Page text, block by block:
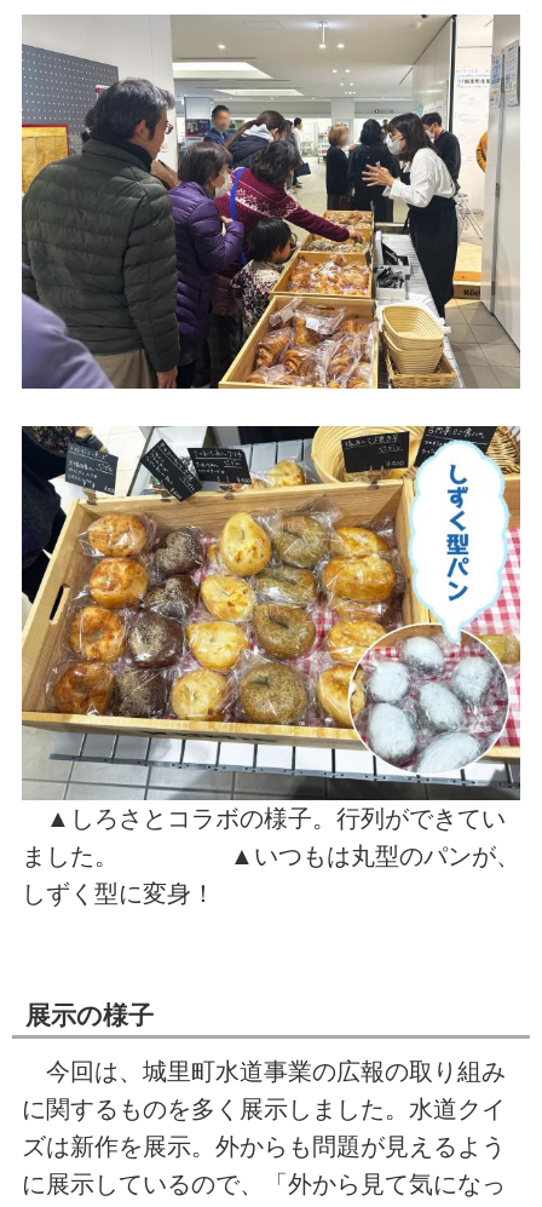
▲しろさとコラボの様子。行列ができてい
ました。 ▲いつもは丸型のパンが、
しずく型に変身！
展示の様子
今回は、城里町水道事業の広報の取り組み
に関するものを多く展示しました。水道クイ
ズは新作を展示。外からも問題が見えるよう
に展示しているので、「外から見て気になっ